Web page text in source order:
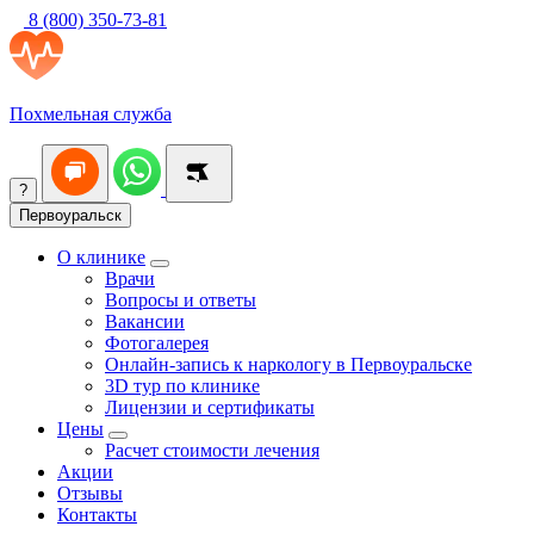
8 (800) 350-73-81
Похмельная служба
?
Первоуральск
О клинике
Врачи
Вопросы и ответы
Вакансии
Фотогалерея
Онлайн-запись к наркологу в Первоуральске
3D тур по клинике
Лицензии и сертификаты
Цены
Расчет стоимости лечения
Акции
Отзывы
Контакты